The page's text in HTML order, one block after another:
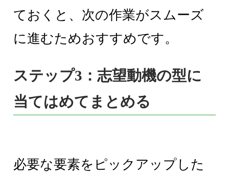
ておくと、次の作業がスムーズ
に進むためおすすめです。
ステップ3：志望動機の型に
当てはめてまとめる
必要な要素をピックアップした